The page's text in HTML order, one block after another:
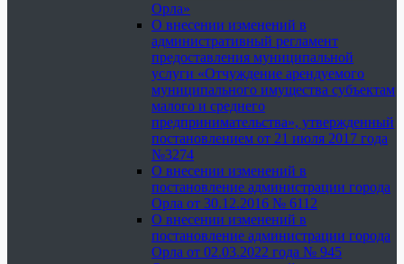
Орла»
О внесении изменений в
административный регламент
предоставления муниципальной
услуги «Отчуждение арендуемого
муниципального имущества субъектам
малого и среднего
предпринимательства», утвержденный
постановлением от 21 июля 2017 года
№3274
О внесении изменений в
постановление администрации города
Орла от 30.12.2016 № 6112
О внесении изменений в
постановление администрации города
Орла от 02.03.2022 года № 945